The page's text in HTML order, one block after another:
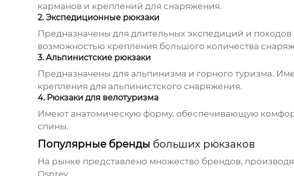
карманов и креплений для снаряжения.
2. Экспедиционные рюкзаки
Предназначены для длительных экспедиций и
возможностью крепления большого количества
3. Альпинистские рюкзаки
Предназначены для альпинизма и горного туризма.
крепления для альпинистского снаряжения.
4. Рюкзаки для велотуризма
Имеют анатомическую форму, обеспечивающую
спины.
Популярные бренды больших рюкзаков
На рынке представлено множество брендов,